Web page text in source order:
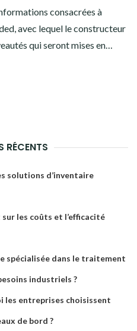
consacrées à
avec lequel le constructeur
qui seront mises en…
RÉCENTS
solutions d’inventaire
les coûts et l’efficacité
spécialisée dans le traitement
industriels ?
les entreprises choisissent
de bord ?